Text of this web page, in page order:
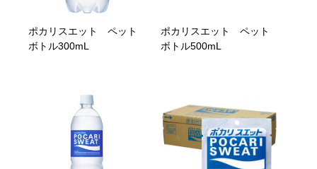
ポカリスエット ペット
ボトル300mL
ポカリスエット ペット
ボトル500mL